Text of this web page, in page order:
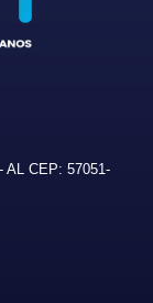
AL CEP: 57051-